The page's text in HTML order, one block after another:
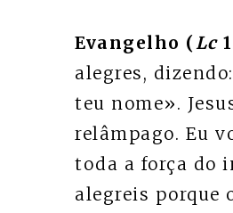
Evangelho (Lc
alegres,
teu nome».
relâmpago. Eu
toda a força do
alegreis porque